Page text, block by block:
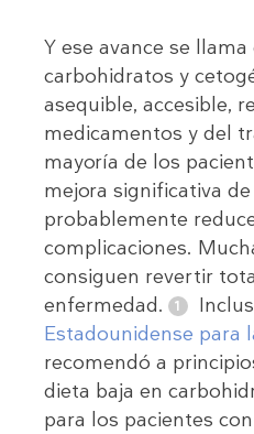
Y ese avance se
carbohidratos y
asequible, accesible,
medicamentos y del
mayoría de los
mejora significativa
probablemente
complicaciones.
consiguen revertir
enfermedad.
Estadounidense para
recomendó a
dieta baja en
para los pacientes